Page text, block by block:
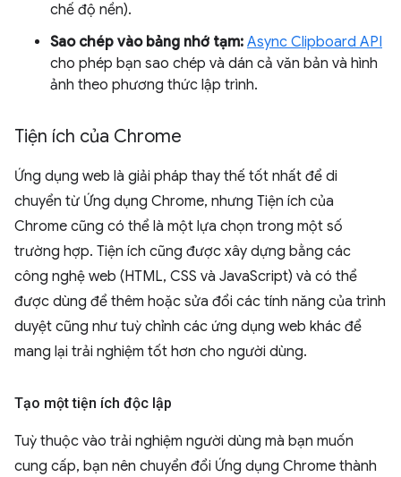
chế độ nền).
Sao chép vào bảng nhớ tạm: Async Clipboard API
cho phép bạn sao chép và dán cả văn bản và hình
ảnh theo phương thức lập trình.
Tiện ích của Chrome
Ứng dụng web là giải pháp thay thế tốt nhất để di
chuyển từ Ứng dụng Chrome, nhưng Tiện ích của
Chrome cũng có thể là một lựa chọn trong một số
trường hợp. Tiện ích cũng được xây dựng bằng các
công nghệ web (HTML, CSS và JavaScript) và có thể
được dùng để thêm hoặc sửa đổi các tính năng của trình
duyệt cũng như tuỳ chỉnh các ứng dụng web khác để
mang lại trải nghiệm tốt hơn cho người dùng.
Tạo một tiện ích độc lập
Tuỳ thuộc vào trải nghiệm người dùng mà bạn muốn
cung cấp, bạn nên chuyển đổi Ứng dụng Chrome thành